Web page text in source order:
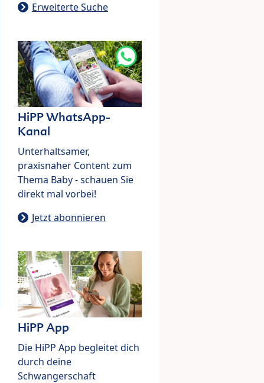
Erweiterte Suche
HiPP WhatsApp-
Kanal
Unterhaltsamer,
praxisnaher Content zum
Thema Baby - schauen Sie
direkt mal vorbei!
Jetzt abonnieren
HiPP App
Die HiPP App begleitet dich
durch deine
Schwangerschaft